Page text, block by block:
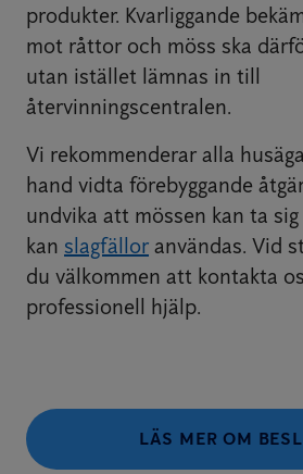
produkter. Kvarliggande
mot råttor och möss ska
utan istället lämnas in till
återvinningscentralen.
Vi rekommenderar alla
hand vidta förebyggande
undvika att mössen kan ta
kan slagfällor användas. Vid
du välkommen att kontakta
professionell hjälp.
LÄS MER OM